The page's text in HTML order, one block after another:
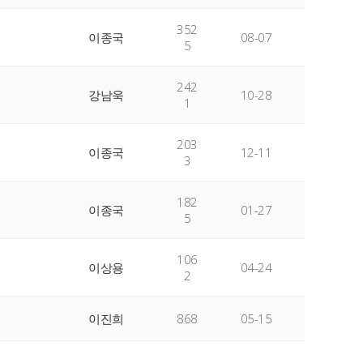
이종국
352
5
08-07
강남욱
242
1
10-28
이종국
203
3
12-11
이종국
182
5
01-27
이상용
106
2
04-24
이진희 868 05-15